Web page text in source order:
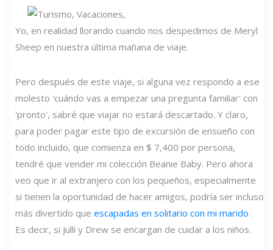
Yo, en realidad llorando cuando nos despedimos de Meryl
Sheep en nuestra última mañana de viaje.
Pero después de este viaje, si alguna vez respondo a ese
molesto 'cuándo vas a empezar una pregunta familiar' con
'pronto', sabré que viajar no estará descartado. Y claro,
para poder pagar este tipo de excursión de ensueño con
todo incluido, que comienza en $ 7,400 por persona,
tendré que vender mi colección Beanie Baby. Pero ahora
veo que ir al extranjero con los pequeños, especialmente
si tienen la oportunidad de hacer amigos, podría ser incluso
más divertido que escapadas en solitario con mi marido .
Es decir, si Julli y Drew se encargan de cuidar a los niños.